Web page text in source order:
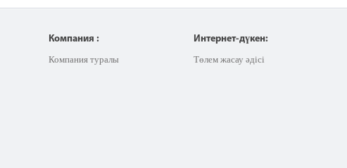
Компания :
Компания туралы
Интернет-дүкен:
Төлем жасау әдісі